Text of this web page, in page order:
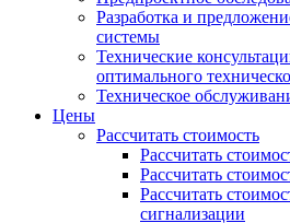
Разработка и
системы
Технические
оптимального
Техническое
Цены
Рассчитать стоимость
Рассчитать
Рассчитать
Рассчитать
сигнализации